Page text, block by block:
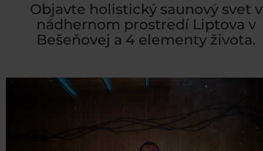
Objavte holistický saunový svet v
nádhernom prostredí Liptova v
Bešeňovej a 4 elementy života.